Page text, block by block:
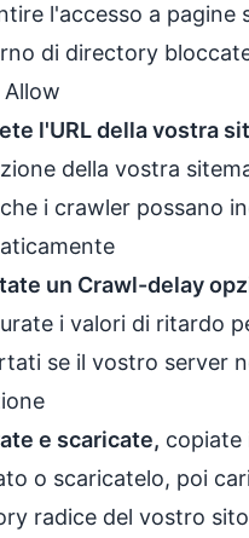
l'accesso a pagine
di directory
l'URL della vostra
della vostra
i crawler possano
un Crawl-delay
i valori di ritardo
se il vostro server
e scaricate,
o scaricatelo, poi
radice del vostro sito